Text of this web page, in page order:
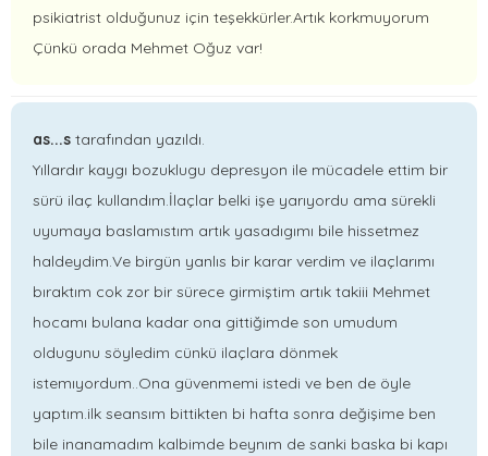
psikiatrist olduğunuz için teşekkürler.Artık korkmuyorum
Çünkü orada Mehmet Oğuz var!
as...s tarafından yazıldı.
Yıllardır kaygı bozuklugu depresyon ile mücadele ettim bir
sürü ilaç kullandım.İlaçlar belki işe yarıyordu ama sürekli
uyumaya baslamıstım artık yasadıgımı bile hissetmez
haldeydim.Ve birgün yanlıs bir karar verdim ve ilaçlarımı
bıraktım cok zor bir sürece girmiştim artık takiii Mehmet
hocamı bulana kadar ona gittiğimde son umudum
oldugunu söyledim cünkü ilaçlara dönmek
istemıyordum..Ona güvenmemi istedi ve ben de öyle
yaptım.ilk seansım bittikten bi hafta sonra değişime ben
bile inanamadım kalbimde beynım de sanki baska bi kapı